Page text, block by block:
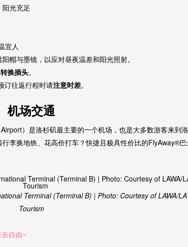
光充足
宜人
帽与墨镜，以应对昼夜温差和阳光照射。
转换插头。
订往返行程时请注意时差。
机场交通
）是洛杉矶最主要的一个机场，也是大多数游客来到
李换地铁、花高价打车？快捷且极具性价比的FlyAway®
Terminal (Terminal B) | Photo: Courtesy of LAWA/LA
Tourism
自由~